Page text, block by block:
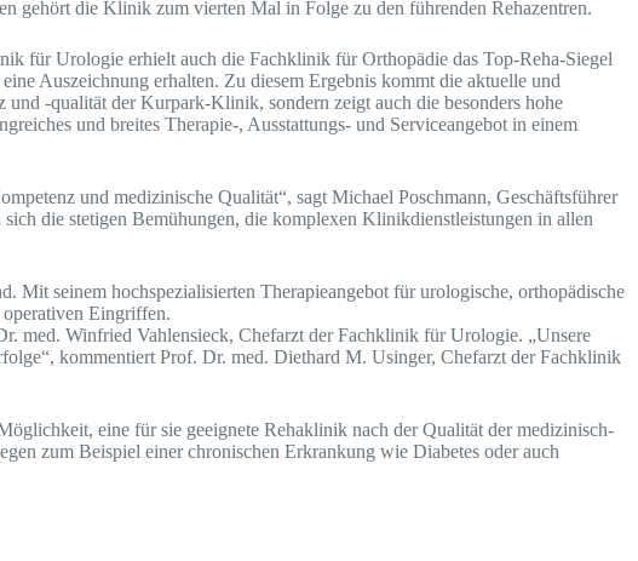
gehört die Klinik zum vierten Mal in Folge zu den führenden Rehazentren.
für Urologie erhielt auch die Fachklinik für Orthopädie das Top-Reha-Siegel
Auszeichnung erhalten. Zu diesem Ergebnis kommt die aktuelle und
-qualität der Kurpark-Klinik, sondern zeigt auch die besonders hohe
und breites Therapie-, Ausstattungs- und Serviceangebot in einem
und medizinische Qualität“, sagt Michael Poschmann, Geschäftsführer
die stetigen Bemühungen, die komplexen Klinikdienstleistungen in allen
seinem hochspezialisierten Therapieangebot für urologische, orthopädische
Eingriffen.
med. Winfried Vahlensieck, Chefarzt der Fachklinik für Urologie. „Unsere
kommentiert Prof. Dr. med. Diethard M. Usinger, Chefarzt der Fachklinik
eine für sie geeignete Rehaklinik nach der Qualität der medizinisch-
zum Beispiel einer chronischen Erkrankung wie Diabetes oder auch